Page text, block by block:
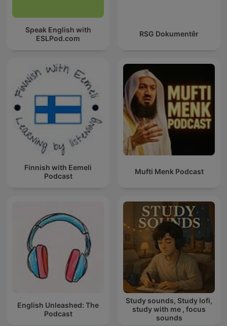
Speak English with
ESLPod.com
RSG Dokumentêr
Finnish with Eemeli
Podcast
Mufti Menk Podcast
English Unleashed: The
Podcast
Study sounds, Study lofi,
study with me , focus
sounds